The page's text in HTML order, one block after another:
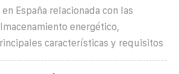
España relacionada con las
energético,
características y requisitos